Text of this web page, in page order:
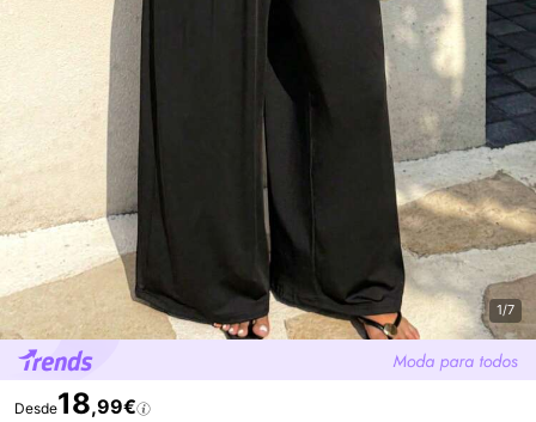
1/7
Desde18,99€